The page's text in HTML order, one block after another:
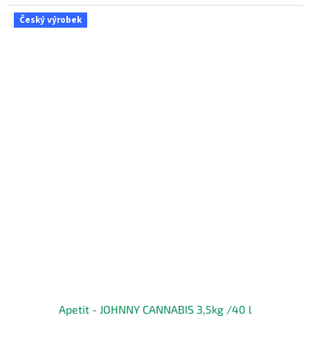
Český výrobek
Apetit - JOHNNY CANNABIS 3,5kg /40 l